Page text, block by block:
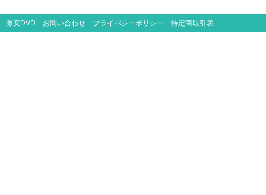
激安DVD お問い合わせ プライバシーポリシー 特定商取引表